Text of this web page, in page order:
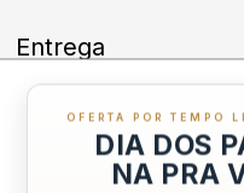
OFERTA POR TEMPO
DIA DOS
NA PRA